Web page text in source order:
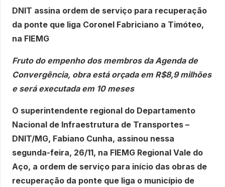
DNIT assina ordem de serviço para recuperação
da ponte que liga Coronel Fabriciano a Timóteo,
na FIEMG
Fruto do empenho dos membros da Agenda de
Convergência, obra está orçada em R$8,9 milhões
e será executada em 10 meses
O superintendente regional do Departamento
Nacional de Infraestrutura de Transportes –
DNIT/MG, Fabiano Cunha, assinou nessa
segunda-feira, 26/11, na FIEMG Regional Vale do
Aço, a ordem de serviço para início das obras de
recuperação da ponte que liga o município de